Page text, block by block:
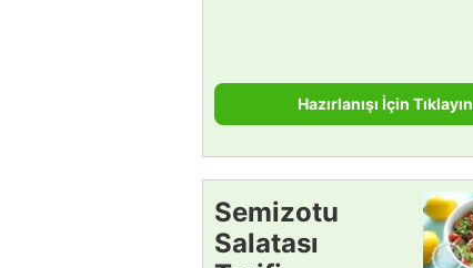
Hazırlanışı İçin Tıklayın
Semizotu
Salatası